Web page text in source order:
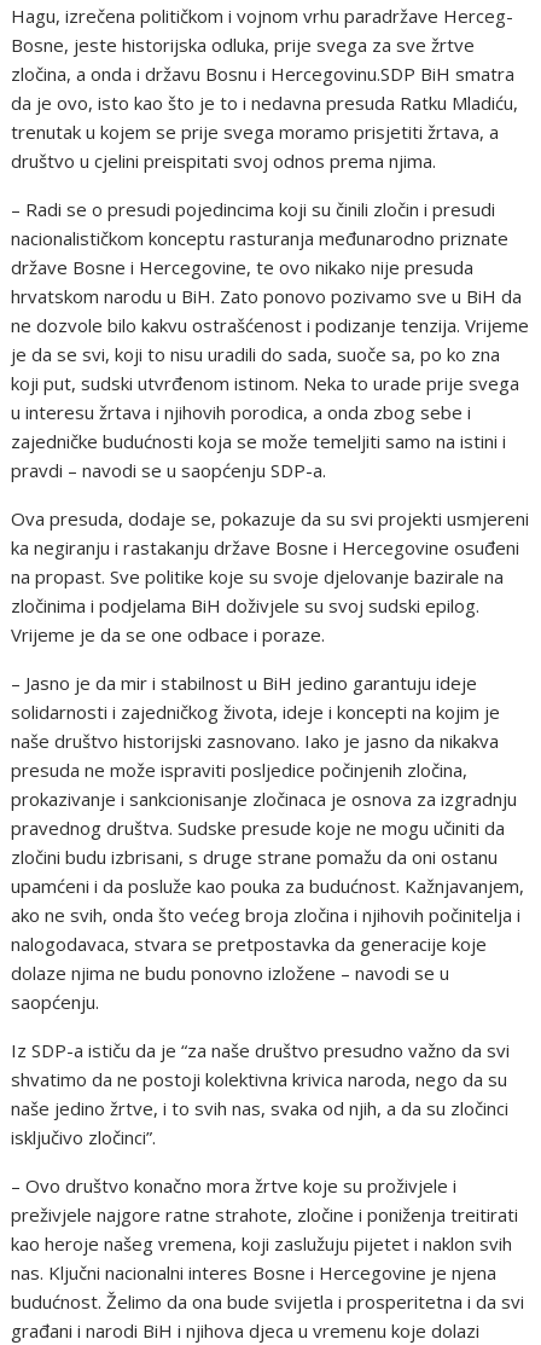
Hagu, izrečena političkom i vojnom vrhu paradržave Herceg-
Bosne, jeste historijska odluka, prije svega za sve žrtve
zločina, a onda i državu Bosnu i Hercegovinu.SDP BiH smatra
da je ovo, isto kao što je to i nedavna presuda Ratku Mladiću,
trenutak u kojem se prije svega moramo prisjetiti žrtava, a
društvo u cjelini preispitati svoj odnos prema njima.
– Radi se o presudi pojedincima koji su činili zločin i presudi
nacionalističkom konceptu rasturanja međunarodno priznate
države Bosne i Hercegovine, te ovo nikako nije presuda
hrvatskom narodu u BiH. Zato ponovo pozivamo sve u BiH da
ne dozvole bilo kakvu ostrašćenost i podizanje tenzija. Vrijeme
je da se svi, koji to nisu uradili do sada, suoče sa, po ko zna
koji put, sudski utvrđenom istinom. Neka to urade prije svega
u interesu žrtava i njihovih porodica, a onda zbog sebe i
zajedničke budućnosti koja se može temeljiti samo na istini i
pravdi – navodi se u saopćenju SDP-a.
Ova presuda, dodaje se, pokazuje da su svi projekti usmjereni
ka negiranju i rastakanju države Bosne i Hercegovine osuđeni
na propast. Sve politike koje su svoje djelovanje bazirale na
zločinima i podjelama BiH doživjele su svoj sudski epilog.
Vrijeme je da se one odbace i poraze.
– Jasno je da mir i stabilnost u BiH jedino garantuju ideje
solidarnosti i zajedničkog života, ideje i koncepti na kojim je
naše društvo historijski zasnovano. Iako je jasno da nikakva
presuda ne može ispraviti posljedice počinjenih zločina,
prokazivanje i sankcionisanje zločinaca je osnova za izgradnju
pravednog društva. Sudske presude koje ne mogu učiniti da
zločini budu izbrisani, s druge strane pomažu da oni ostanu
upamćeni i da posluže kao pouka za budućnost. Kažnjavanjem,
ako ne svih, onda što većeg broja zločina i njihovih počinitelja i
nalogodavaca, stvara se pretpostavka da generacije koje
dolaze njima ne budu ponovno izložene – navodi se u
saopćenju.
Iz SDP-a ističu da je “za naše društvo presudno važno da svi
shvatimo da ne postoji kolektivna krivica naroda, nego da su
naše jedino žrtve, i to svih nas, svaka od njih, a da su zločinci
isključivo zločinci”.
– Ovo društvo konačno mora žrtve koje su proživjele i
preživjele najgore ratne strahote, zločine i poniženja treitirati
kao heroje našeg vremena, koji zaslužuju pijetet i naklon svih
nas. Ključni nacionalni interes Bosne i Hercegovine je njena
budućnost. Želimo da ona bude svijetla i prosperitetna i da svi
građani i narodi BiH i njihova djeca u vremenu koje dolazi